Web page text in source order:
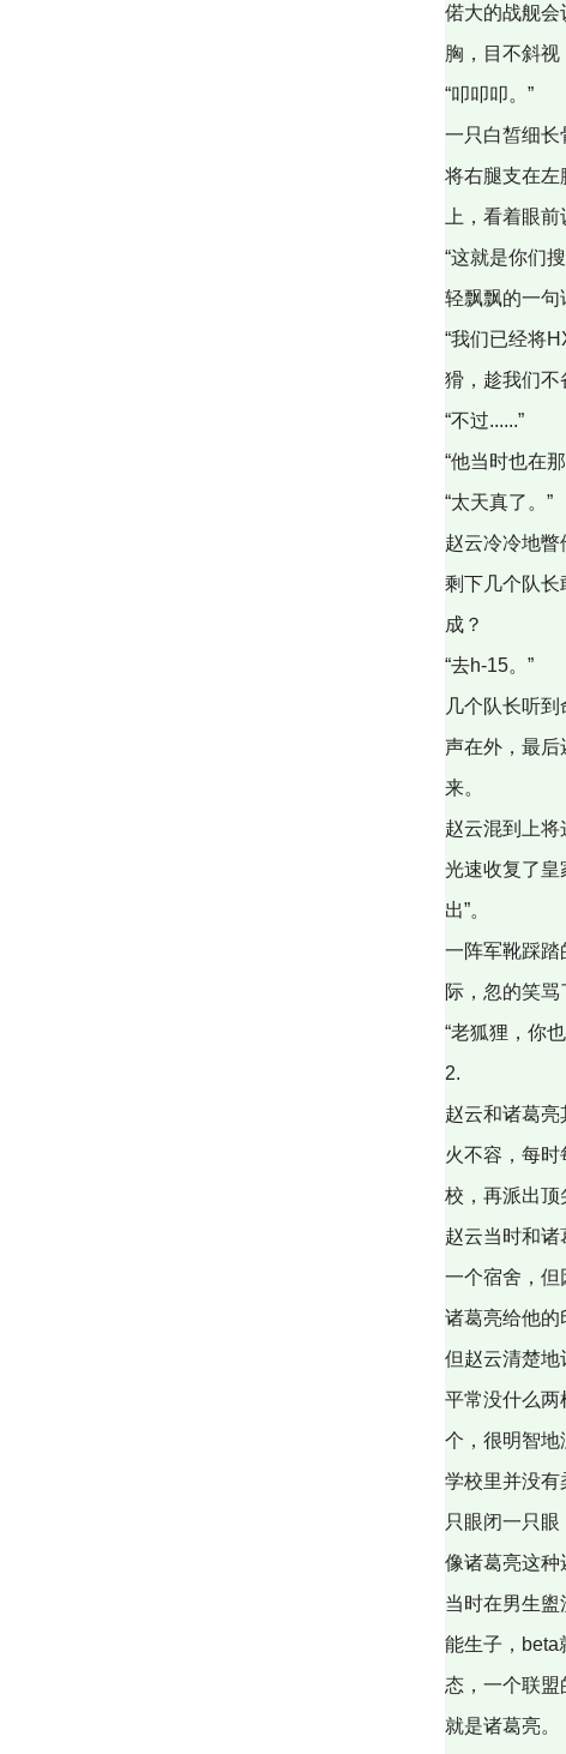
偌大的战舰会
胸，目不斜视
“叩叩叩。”
一只白皙细长
将右腿支在左
上，看着眼
“这就是你们
轻飘飘的一句
“我们已经将
猾，趁我们不
“不过......”
“他当时也在
“太天真了。”
赵云冷冷地瞥
剩下几个队长
成？
“去h-15。”
几个队长听
声在外，最后
来。
赵云混到上将
光速收复了皇
出”。
一阵军靴踩踏
际，忽的笑骂
“老狐狸，你
2.
赵云和诸葛
火不容，每
校，再派出顶
赵云当时和诸
一个宿舍，但
诸葛亮给他的
但赵云清楚地
平常没什么两
个，很明智地
学校里并没有
只眼闭一只
像诸葛亮这种
当时在男生
能生子，beta
态，一个联
就是诸葛亮。